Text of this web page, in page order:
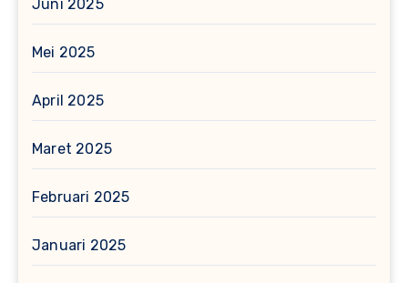
Juni 2025
Mei 2025
April 2025
Maret 2025
Februari 2025
Januari 2025